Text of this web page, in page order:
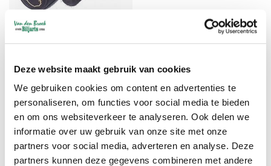
Deze website maakt gebruik van cookies
We gebruiken cookies om content en advertenties te
personaliseren, om functies voor social media te bieden
en om ons websiteverkeer te analyseren. Ook delen we
informatie over uw gebruik van onze site met onze
partners voor social media, adverteren en analyse. Deze
partners kunnen deze gegevens combineren met andere
Billiard cue protector
set Ceulemans
€13,75
Popularity 1